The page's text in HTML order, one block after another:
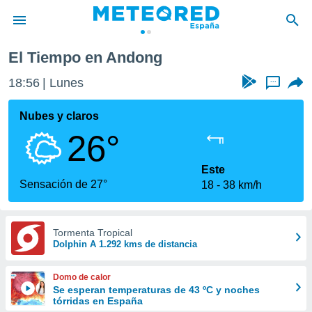
de
por
que se
calidad.
a este
las
y
forma
digital
basada
El Tiempo en Andong
18:56 Lunes ...
Nubes y claros
26°
Sensación de 27°
Este
18
38 km/h
Tormenta Tropical
Dolphin A 1.292 kms de distancia
Domo de calor
Se esperan temperaturas de 43 ºC y noches
tórridas en España